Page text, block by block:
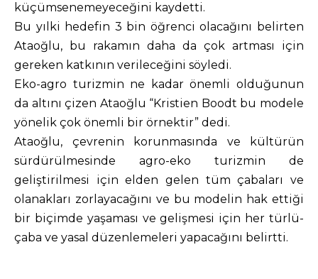
küçümsenemeyeceğini kaydetti.
Bu yılki hedefin 3 bin öğrenci olacağını belirten
Ataoğlu, bu rakamın daha da çok artması için
gereken katkının verileceğini söyledi.
Eko-agro turizmin ne kadar önemli olduğunun
da altını çizen Ataoğlu “Kristien Boodt bu modele
yönelik çok önemli bir örnektir” dedi.
Ataoğlu, çevrenin korunmasında ve kültürün
sürdürülmesinde agro-eko turizmin de
geliştirilmesi için elden gelen tüm çabaları ve
olanakları zorlayacağını ve bu modelin hak ettiği
bir biçimde yaşaması ve gelişmesi için her türlü-
çaba ve yasal düzenlemeleri yapacağını belirtti.